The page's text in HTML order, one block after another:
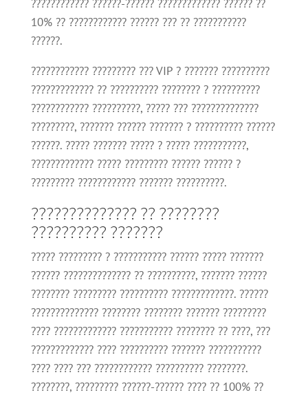
???????????? ??????-?????? ????????????? ?????? ??
10% ?? ???????????? ?????? ??? ?? ???????????
??????.
???????????? ????????? ??? VIP ? ??????? ??????????
????????????? ?? ?????????? ???????? ? ??????????
???????????? ??????????, ????? ??? ??????????????
?????????, ??????? ?????? ??????? ? ?????????? ??????
??????. ????? ??????? ????? ? ????? ???????????,
????????????? ????? ????????? ?????? ?????? ?
????????? ???????????? ??????? ??????????.
?????????????? ?? ????????
?????????? ???????
????? ????????? ? ??????????? ?????? ????? ???????
?????? ?????????????? ?? ??????????, ??????? ??????
???????? ????????? ?????????? ?????????????. ??????
?????????????? ???????? ???????? ??????? ?????????
???? ????????????? ??????????? ???????? ?? ????, ???
????????????? ???? ?????????? ??????? ???????????
???? ???? ??? ???????????? ?????????? ????????.
????????, ????????? ??????-?????? ???? ?? 100% ??